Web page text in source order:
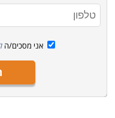
אני מסכים/ה